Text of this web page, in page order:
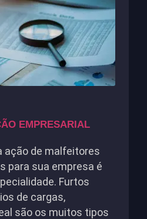
EMPRESARIAL
ação de malfeitores
para sua empresa é
Furtos
de cargas,
são os muitos tipos